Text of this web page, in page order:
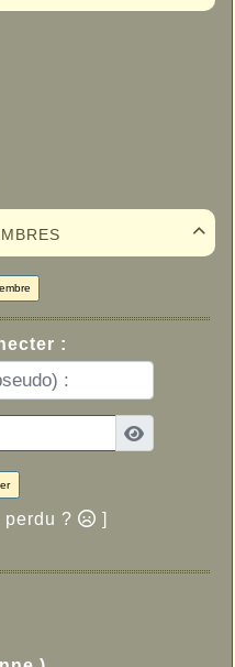

:
perdu ? ]